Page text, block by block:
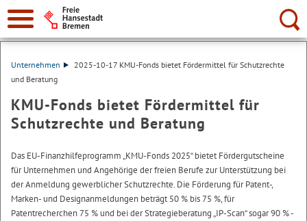
Suche:
Unternehmen
2025-10-17 KMU-Fonds bietet Fördermittel für Schutzrechte
und Beratung
KMU-Fonds bietet Fördermittel für
Schutzrechte und Beratung
Das EU-Finanzhilfeprogramm „KMU-Fonds 2025“ bietet Fördergutscheine
für Unternehmen und Angehörige der freien Berufe zur Unterstützung bei
der Anmeldung gewerblicher Schutzrechte. Die Förderung für Patent-,
Marken- und Designanmeldungen beträgt 50 % bis 75 %, für
Patentrecherchen 75 % und bei der Strategieberatung „IP-Scan“ sogar 90 % -